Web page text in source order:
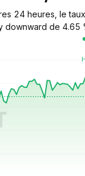
24 heures, le
downward de 4.65